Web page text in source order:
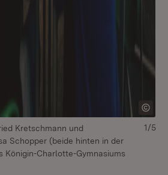
Kretschmann und
Schopper (beide hinten in der
Königin-Charlotte-Gymnasiums
1/5